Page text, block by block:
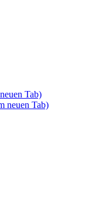
Tab)
neuen Tab)